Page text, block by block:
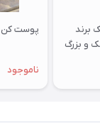
برند
و بزرگ
پوست کن 3 تايي Shengiya
ناموجود